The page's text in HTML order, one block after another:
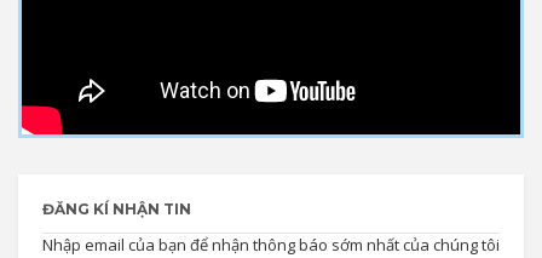
ĐĂNG KÍ NHẬN TIN
Nhập email của bạn để nhận thông báo sớm nhất của chúng tôi